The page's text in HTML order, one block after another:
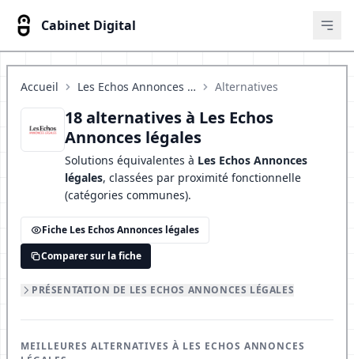
Cabinet Digital
Accueil Les Echos Annonces légales Alternatives
18 alternatives à Les Echos
Annonces légales
Solutions équivalentes à Les Echos Annonces
légales, classées par proximité fonctionnelle
(catégories communes).
Fiche Les Echos Annonces légales
Comparer sur la fiche
PRÉSENTATION DE LES ECHOS ANNONCES LÉGALES
MEILLEURES ALTERNATIVES À LES ECHOS ANNONCES